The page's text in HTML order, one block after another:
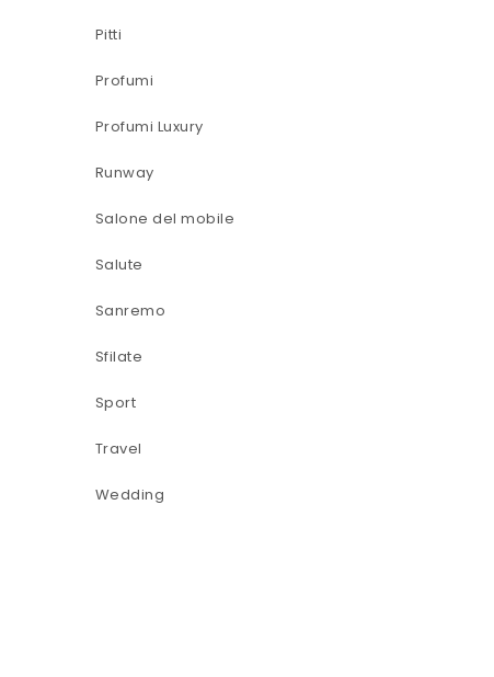
Pitti
Profumi
Profumi Luxury
Runway
Salone del mobile
Salute
Sanremo
Sfilate
Sport
Travel
Wedding